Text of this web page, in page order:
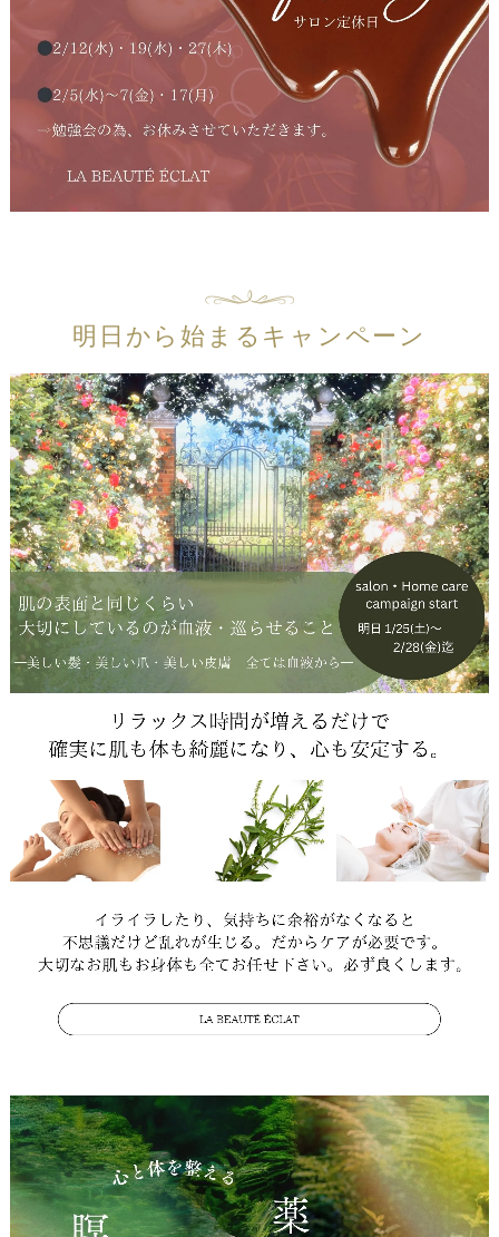
明日から始まるキャンペーン